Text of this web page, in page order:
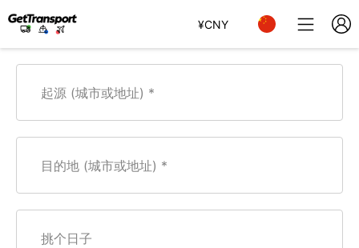
¥CNY
起源 (城市或地址)
目的地 (城市或地址)
挑个日子